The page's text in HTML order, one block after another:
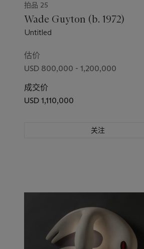
拍品 25
Wade Guyton (b. 1972)
Untitled
估价
USD 800,000 - 1,200,000
成交价
USD 1,110,000
关注